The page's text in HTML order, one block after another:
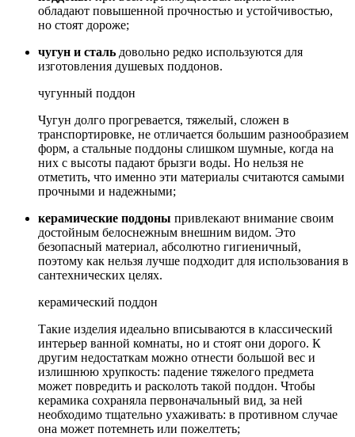
обладают повышенной прочностью и устойчивостью,
но стоят дороже;
чугун и сталь довольно редко используются для
изготовления душевых поддонов.
чугунный поддон
Чугун долго прогревается, тяжелый, сложен в
транспортировке, не отличается большим разнообразием
форм, а стальные поддоны слишком шумные, когда на
них с высоты падают брызги воды. Но нельзя не
отметить, что именно эти материалы считаются самыми
прочными и надежными;
керамические поддоны привлекают внимание своим
достойным белоснежным внешним видом. Это
безопасный материал, абсолютно гигиеничный,
поэтому как нельзя лучше подходит для использования в
сантехнических целях.
керамический поддон
Такие изделия идеально вписываются в классический
интерьер ванной комнаты, но и стоят они дорого. К
другим недостаткам можно отнести большой вес и
излишнюю хрупкость: падение тяжелого предмета
может повредить и расколоть такой поддон. Чтобы
керамика сохраняла первоначальный вид, за ней
необходимо тщательно ухаживать: в противном случае
она может потемнеть или пожелтеть;